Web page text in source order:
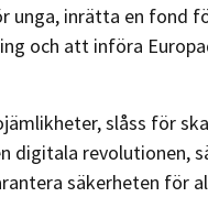
unga, inrätta en fond
och att införa
slåss för
digitala revolutionen,
säkerheten för